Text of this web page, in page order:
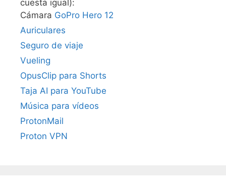
cuesta igual):
Cámara GoPro Hero 12
Auriculares
Seguro de viaje
Vueling
OpusClip para Shorts
Taja AI para YouTube
Música para vídeos
ProtonMail
Proton VPN